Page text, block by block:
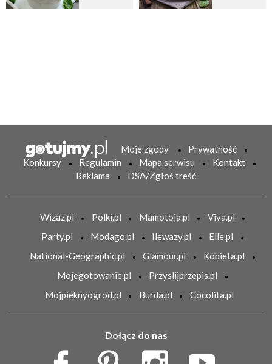
Moje zgody
Prywatność
Konkursy
Regulamin Mapa serwisu
Kontakt
Reklama
DSA/Zgłoś treść
Wizaz.pl Polki.pl Mamotoja.pl
Viva.pl
Party.pl
Modago.pl Ilewazy.pl
Elle.pl
National-Geographic.pl
Glamour.pl
Kobieta.pl
Mojegotowanie.pl
Przyslijprzepis.pl
Mojpieknyogrod.pl
Burda.pl Cocolita.pl
Dołącz do nas